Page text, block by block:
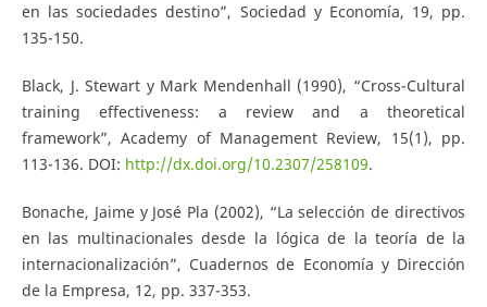
en las sociedades destino”, Sociedad y Economía, 19, pp.
135-150.
Black, J. Stewart y Mark Mendenhall (1990), “Cross-Cultural
training effectiveness: a review and a theoretical
framework”, Academy of Management Review, 15(1), pp.
113-136. DOI: http://dx.doi.org/10.2307/258109.
Bonache, Jaime y José Pla (2002), “La selección de directivos
en las multinacionales desde la lógica de la teoría de la
internacionalización”, Cuadernos de Economía y Dirección
de la Empresa, 12, pp. 337-353.